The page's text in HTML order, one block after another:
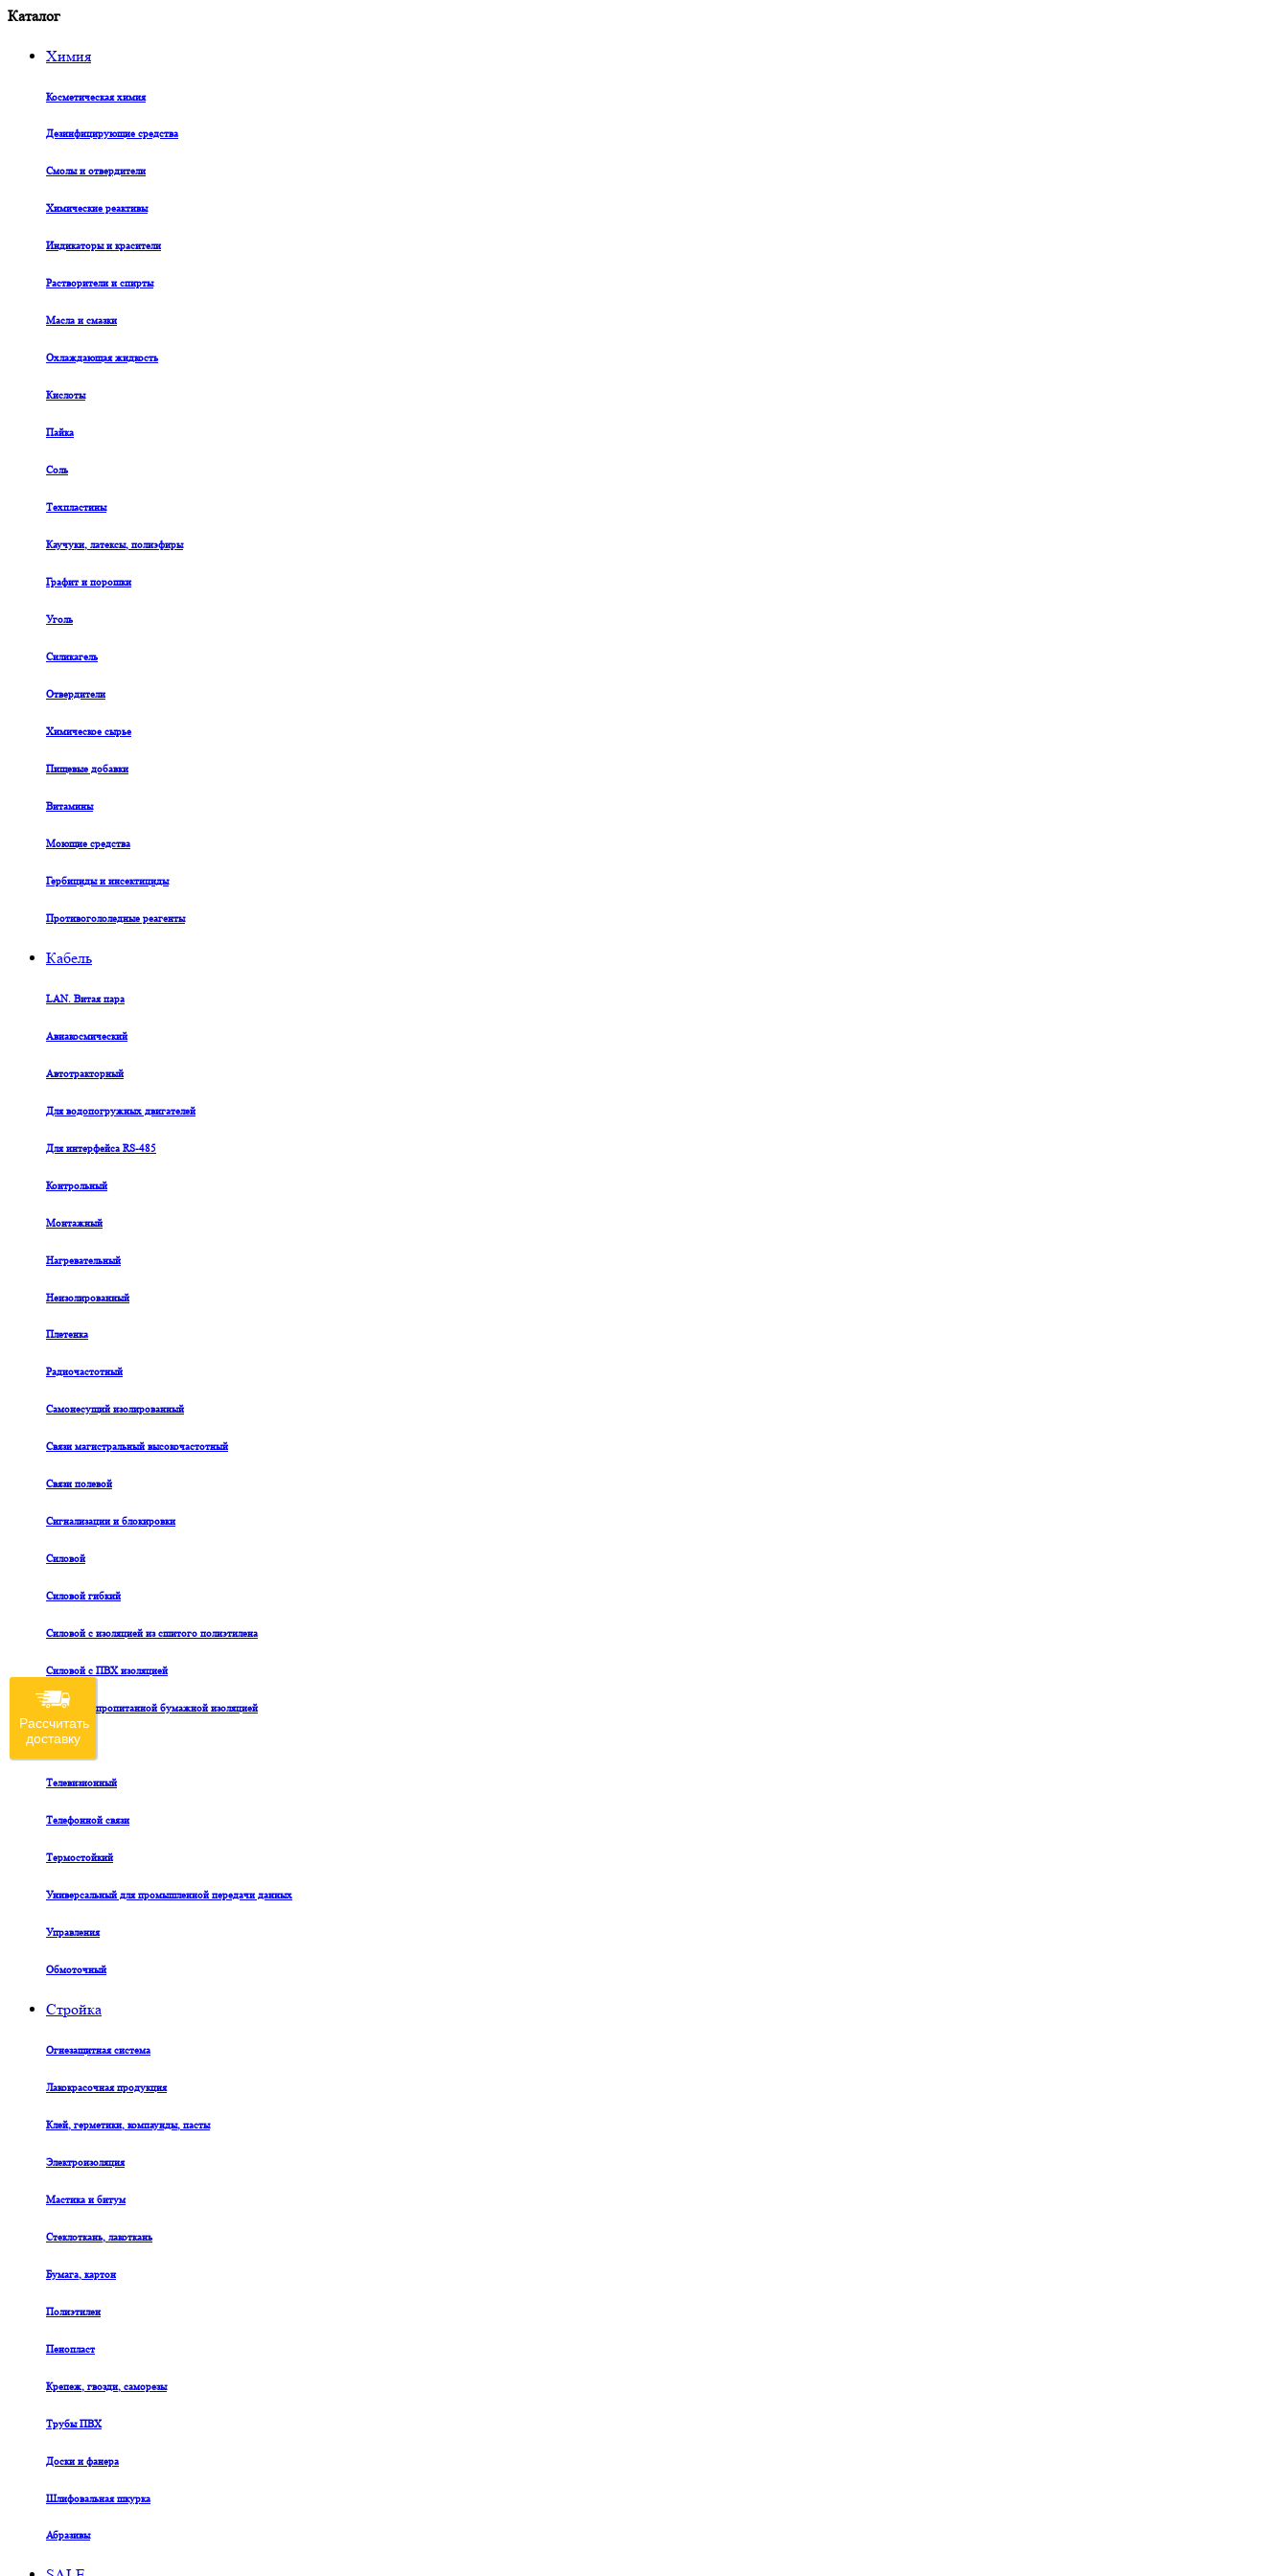
Каталог
Химия
Косметическая химия
Дезинфицирующие средства
Смолы и отвердители
Химические реактивы
Индикаторы и красители
Растворители и спирты
Масла и смазки
Охлаждающая жидкость
Кислоты
Пайка
Соль
Техпластины
Каучуки, латексы, полиэфиры
Графит и порошки
Уголь
Силикагель
Отвердители
Химическое сырье
Пищевые добавки
Витамины
Моющие средства
Гербициды и инсектициды
Противогололедные реагенты
Кабель
LAN. Витая пара
Авиакосмический
Автотракторный
Для водопогружных двигателей
Для интерфейса RS-485
Контрольный
Монтажный
Нагревательный
Неизолированный
Плетенка
Радиочастотный
Самонесущий изолированный
Связи магистральный высокочастотный
Связи полевой
Сигнализации и блокировки
Силовой
Силовой гибкий
Силовой с изоляцией из сшитого полиэтилена
Силовой с ПВХ изоляцией
Силовой с пропитанной бумажной изоляцией
Судовой
Телевизионный
Телефонной связи
Термостойкий
Универсальный для промышленной передачи данных
Управления
Обмоточный
Стройка
Огнезащитная система
Лакокрасочная продукция
Клей, герметики, компаунды, пасты
Электроизоляция
Мастика и битум
Стеклоткань, лакоткань
Бумага, картон
Полиэтилен
Пенопласт
Крепеж, гвозди, саморезы
Трубы ПВХ
Доски и фанера
Шлифовальная шкурка
Абразивы
Рассчитать
доставку